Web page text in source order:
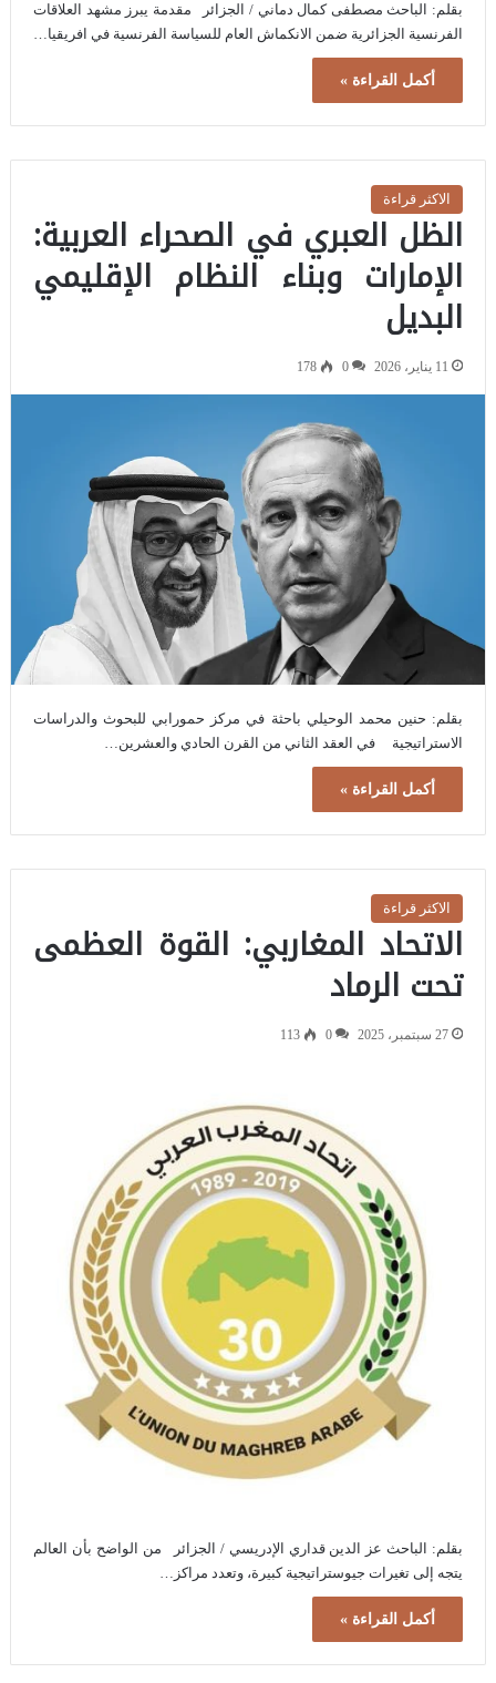
بقلم: الباحث مصطفى كمال دماني / الجزائر مقدمة يبرز مشهد العلاقات
الفرنسية الجزائرية ضمن الانكماش العام للسياسة الفرنسية في افريقيا…
أكمل القراءة »
الاكثر قراءة
الظل العبري في الصحراء العربية:
الإمارات وبناء النظام الإقليمي
البديل
11 يناير، 2026 0
178
بقلم: حنين محمد الوحيلي باحثة في مركز حمورابي للبحوث والدراسات
الاستراتيجية في العقد الثاني من القرن الحادي والعشرين…
أكمل القراءة »
الاكثر قراءة
الاتحاد المغاربي: القوة العظمى
تحت الرماد
27 سبتمبر، 2025 0
113
بقلم: الباحث عز الدين قداري الإدريسي / الجزائر من الواضح بأن العالم
يتجه إلى تغيرات جيوستراتيجية كبيرة، وتعدد مراكز…
أكمل القراءة »